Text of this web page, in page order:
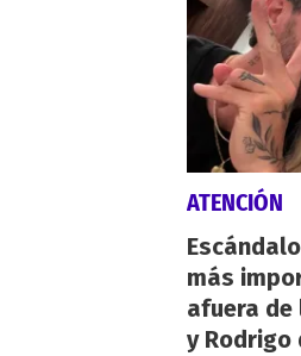
ATENCIÓN
más
afuera de
y Rodrigo